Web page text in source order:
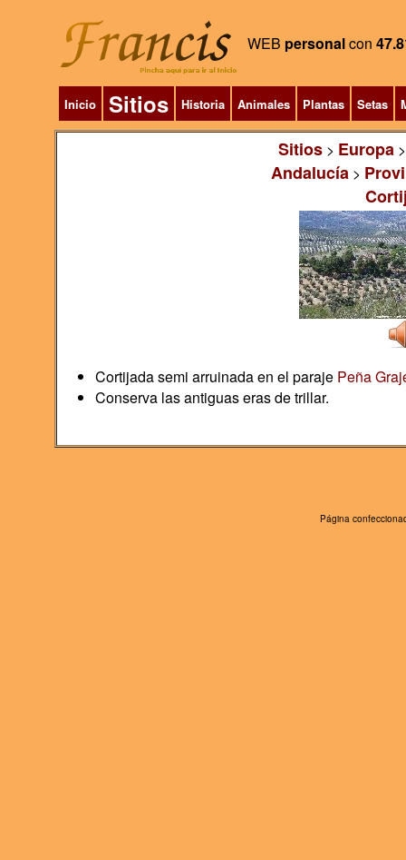
WEB personalcon
Inicio Sitios Historia Animales Plantas Setas
Sitios> Europa
Andalucía>
Cortijada semi arruinada en el paraje Peña
Conserva las antiguas eras de trillar.
Página